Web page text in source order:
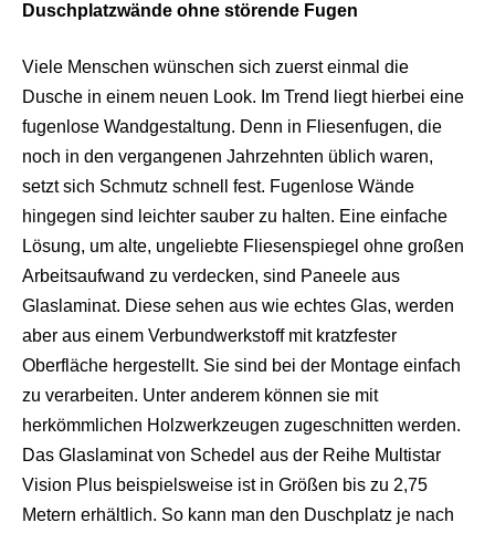
Duschplatzwände ohne störende Fugen
Viele Menschen wünschen sich zuerst einmal die
Dusche in einem neuen Look. Im Trend liegt hierbei eine
fugenlose Wandgestaltung. Denn in Fliesenfugen, die
noch in den vergangenen Jahrzehnten üblich waren,
setzt sich Schmutz schnell fest. Fugenlose Wände
hingegen sind leichter sauber zu halten. Eine einfache
Lösung, um alte, ungeliebte Fliesenspiegel ohne großen
Arbeitsaufwand zu verdecken, sind Paneele aus
Glaslaminat. Diese sehen aus wie echtes Glas, werden
aber aus einem Verbundwerkstoff mit kratzfester
Oberfläche hergestellt. Sie sind bei der Montage einfach
zu verarbeiten. Unter anderem können sie mit
herkömmlichen Holzwerkzeugen zugeschnitten werden.
Das Glaslaminat von Schedel aus der Reihe Multistar
Vision Plus beispielsweise ist in Größen bis zu 2,75
Metern erhältlich. So kann man den Duschplatz je nach